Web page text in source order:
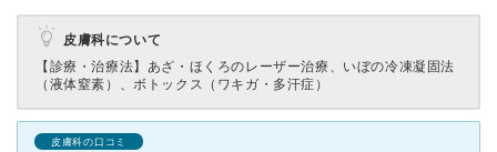
皮膚科について
【診療・治療法】 あざ・ほくろのレーザー治療、いぼの冷凍凝固法
（液体窒素）、ボトックス（ワキガ・多汗症）
皮膚科の口コミ